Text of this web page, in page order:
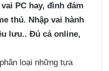
PC hay, đình đám
thủ. Nhập vai hành
lưu.. Đủ cả online,
loại những tựa